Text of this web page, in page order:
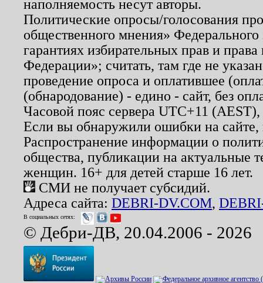
наполняемость несут авторы.
Политические опросы/голосования
общественного мнения»
гарантиях избирательных прав и
Федерации»; считать, там где не
проведение опроса и оплатившее
(обнародование) - едино - сайт, без
Часовой пояс сервера UTC+11
Если вы обнаружили ошибки на
Распространение информации о
общества, публикации на актуальные
женщин. 16+ для детей старше 16 лет.
СМИ не получает субсидий.
Адреса сайта: DEBRI-DV.COM,
В социальных сетях:
© Дебри-ДВ, 20.04.2006 - 2026